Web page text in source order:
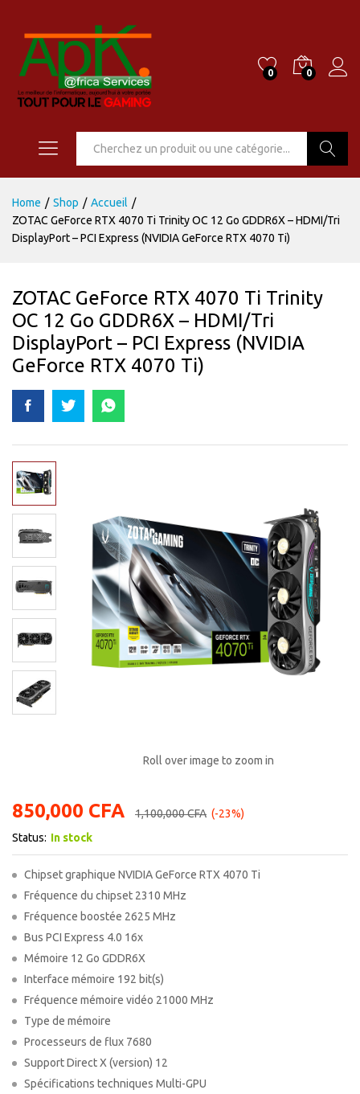
0 0
Home / Shop / Accueil /
ZOTAC GeForce RTX 4070 Ti Trinity OC 12 Go GDDR6X – HDMI/Tri
DisplayPort – PCI Express (NVIDIA GeForce RTX 4070 Ti)
ZOTAC GeForce RTX 4070 Ti Trinity
OC 12 Go GDDR6X – HDMI/Tri
DisplayPort – PCI Express (NVIDIA
GeForce RTX 4070 Ti)
Roll over image to zoom in
850,000 CFA 1,100,000CFA (-23%)
Status: In stock
Chipset graphique NVIDIA GeForce RTX 4070 Ti
Fréquence du chipset 2310 MHz
Fréquence boostée 2625 MHz
Bus PCI Express 4.0 16x
Mémoire 12 Go GDDR6X
Interface mémoire 192 bit(s)
Fréquence mémoire vidéo 21000 MHz
Type de mémoire
Processeurs de flux 7680
Support Direct X (version) 12
Spécifications techniques Multi-GPU